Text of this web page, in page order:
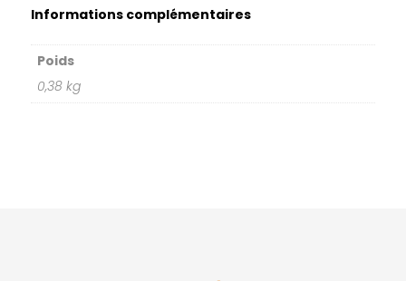
Informations complémentaires
Poids
0,38 kg